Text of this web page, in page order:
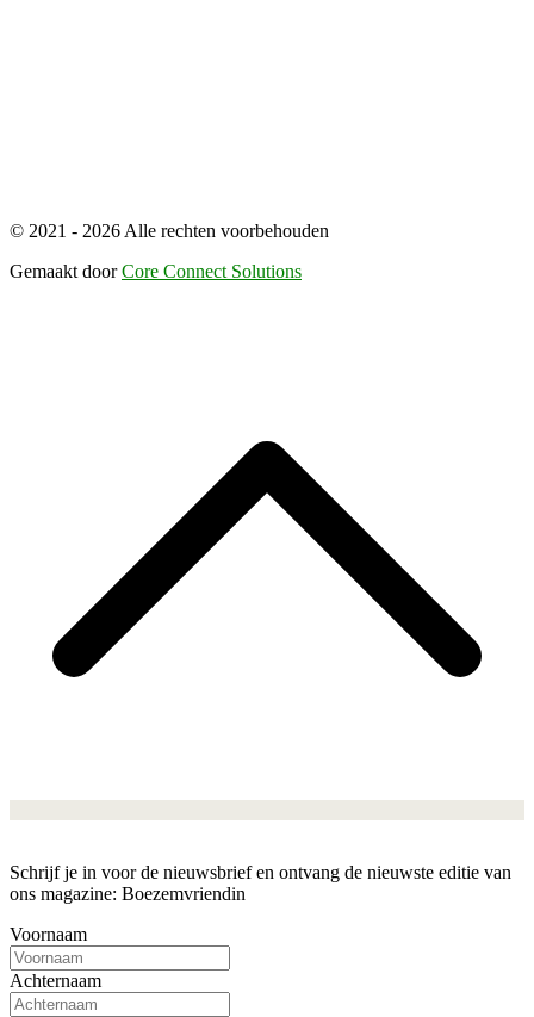
© 2021 - 2026 Alle rechten voorbehouden
Gemaakt doorCore Connect Solutions
Schrijf je in voor de nieuwsbrief en ontvang de nieuwste editie van
ons magazine: Boezemvriendin
Voornaam
Achternaam